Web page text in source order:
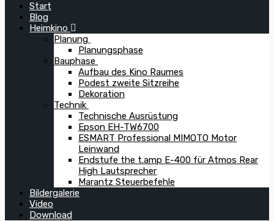
Start
Blog
Heimkino
Planung
Planungsphase
Bauphase
Aufbau des Kino Raumes
Podest zweite Sitzreihe
Dekoration
Technik
Technische Ausrüstung
Epson EH-TW6700
ESMART Professional MIMOTO Motor
Leinwand
Endstufe the t.amp E-400 für Atmos Rear
High Lautsprecher
Marantz Steuerbefehle
Bildergalerie
Video
Download